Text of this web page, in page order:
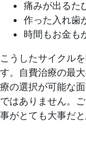
痛みが出るた
作った入れ歯
時間もお金も
こうしたサイクル
す。自費治療の最
療の選択が可能な
ではありません。
事がとても大事だと